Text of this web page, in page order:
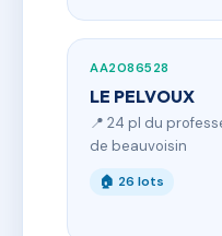
AA2086528
LE PELVOUX
📍 24 pl du
de beauvoisin
🏠 26 lots